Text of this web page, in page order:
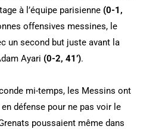
à l’équipe parisienne (0-1,
offensives messines, le
un second but juste avant la
Ayari (0-2, 41’).
mi-temps, les Messins ont
défense pour ne pas voir le
poussaient même dans